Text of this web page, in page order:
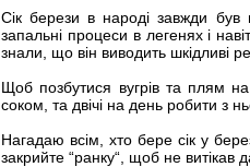
Сік берези в народі завжди був
запальні процеси в легенях і
знали, що він виводить шкідливі
Щоб позбутися вугрів та плям
соком, та двічі на день робити з
Нагадаю всім, хто бере сік у
закрийте “ранку“, щоб не